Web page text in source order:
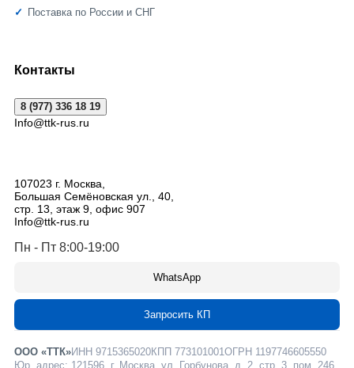
Поставка по России и СНГ
Контакты
8 (977) 336 18 19
Info@ttk-rus.ru
107023 г. Москва,
Большая Семёновская ул., 40,
стр. 13, этаж 9, офис 907
Info@ttk-rus.ru
Пн - Пт 8:00-19:00
WhatsApp
Запросить КП
ООО «ТТК»ИНН 9715365020КПП 773101001ОГРН 1197746605550
Юр. адрес: 121596, г. Москва, ул. Горбунова, д. 2, стр. 3, пом. 246